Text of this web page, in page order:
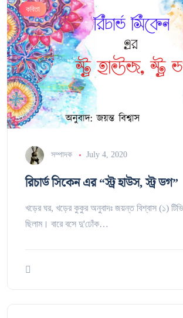
কবিতা
সম্পাদক July 4, 2020
রিচার্ড সিকেন এর “স্ট্র হাউস, স্ট্র ডগ”
খড়ের ঘর, খড়ের কুকুর অনুবাদঃ জয়ন্ত বিশ্বাস (১)
ছিলাম। বারে বসে দু'ঢোঁক…